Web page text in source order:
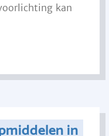
kan
in